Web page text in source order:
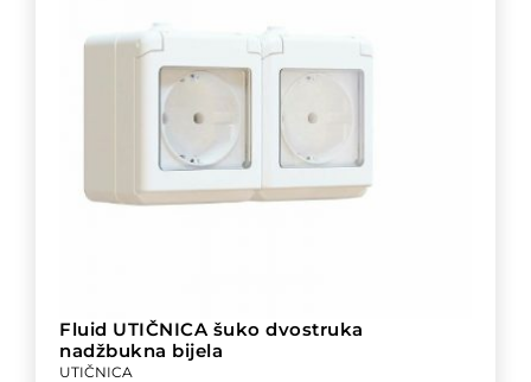
Fluid UTIČNICA šuko dvostruka
nadžbukna bijela
UTIČNICA